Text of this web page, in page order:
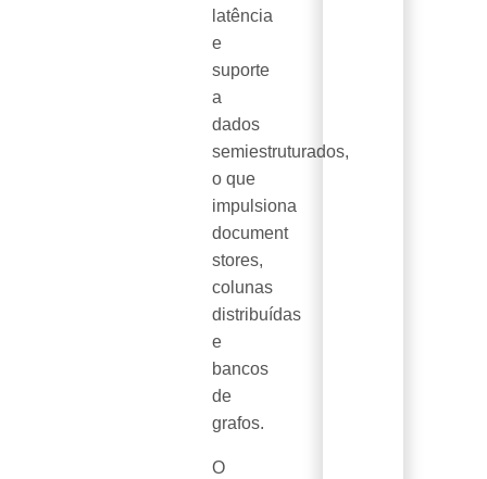
latência
e
suporte
a
dados
semiestruturados,
o que
impulsiona
document
stores,
colunas
distribuídas
e
bancos
de
grafos.
O